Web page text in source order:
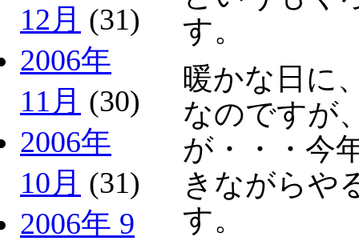
12月 (31)
2006年
11月 (30)
2006年
10月 (31)
2006年 9
す。
暖かな日に
なのですが
が・・・今
きながらや
す。